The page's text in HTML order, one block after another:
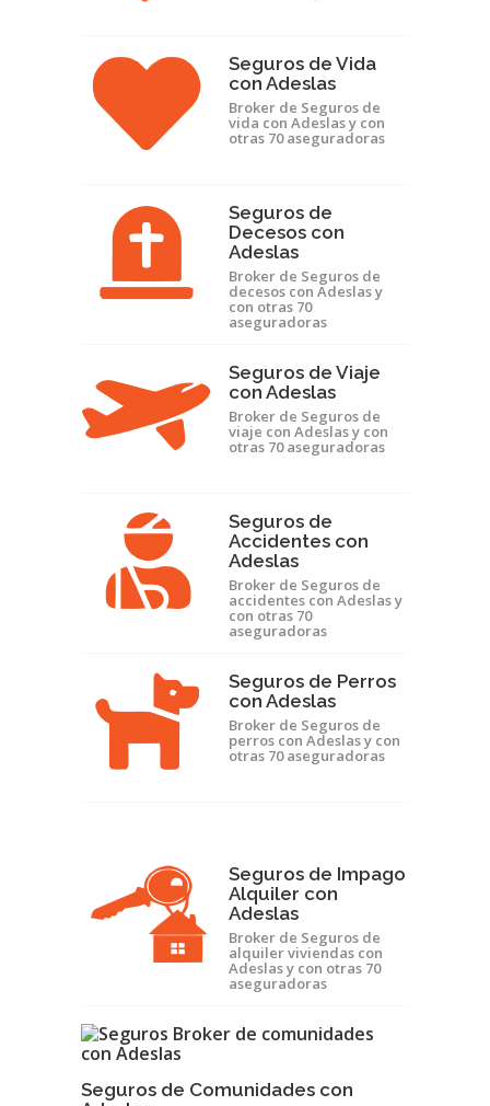
Seguros de Vida
con Adeslas
Broker de Seguros de
vida con Adeslas y con
otras 70 aseguradoras
Seguros de
Decesos con
Adeslas
Broker de Seguros de
decesos con Adeslas y
con otras 70
aseguradoras
Seguros de Viaje
con Adeslas
Broker de Seguros de
viaje con Adeslas y con
otras 70 aseguradoras
Seguros de
Accidentes con
Adeslas
Broker de Seguros de
accidentes con Adeslas y
con otras 70
aseguradoras
Seguros de Perros
con Adeslas
Broker de Seguros de
perros con Adeslas y con
otras 70 aseguradoras
Seguros de Impago
Alquiler con
Adeslas
Broker de Seguros de
alquiler viviendas con
Adeslas y con otras 70
aseguradoras
Seguros de Comunidades con